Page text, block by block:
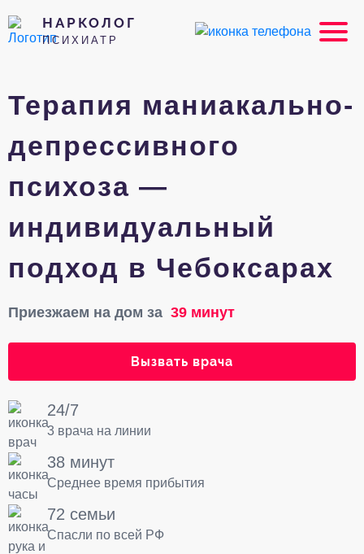
НАРКОЛОГ
ПСИХИАТР
Терапия маниакально-
депрессивного
психоза —
индивидуальный
подход в Чебоксарах
Приезжаем на дом за 39 минут
Вызвать врача
24/7
3 врача на линии
38 минут
Среднее время прибытия
72 семьи
Спасли по всей РФ